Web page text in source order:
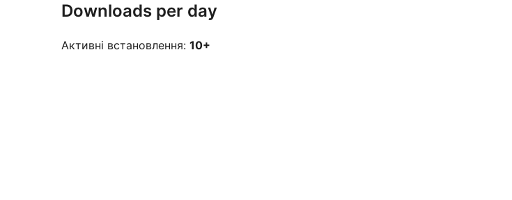
Downloads per day
Активні встановлення: 10+